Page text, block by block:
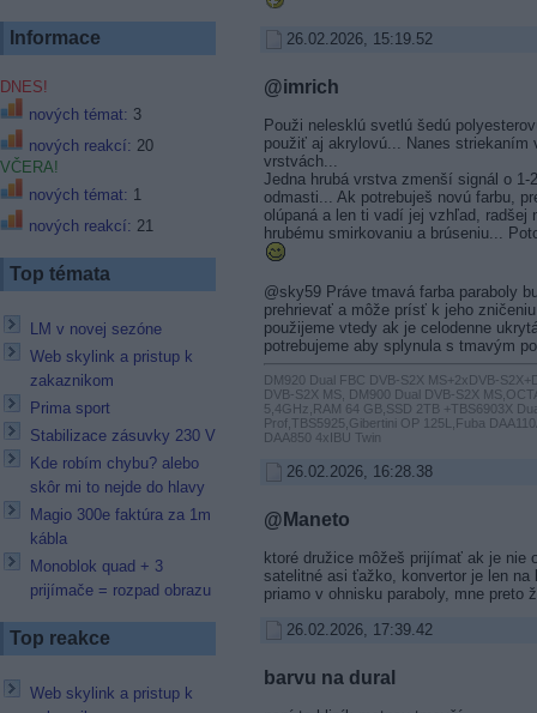
Informace
DNES!
nových témat: 3
nových reakcí: 20
VČERA!
nových témat: 1
nových reakcí: 21
Top témata
LM v novej sezóne
Web skylink a pristup k
zakaznikom
Prima sport
Stabilizace zásuvky 230 V
Kde robím chybu? alebo
skôr mi to nejde do hlavy
Magio 300e faktúra za 1m
kábla
Monoblok quad + 3
prijímače = rozpad obrazu
Top reakce
Web skylink a pristup k
26.02.2026, 15:19.52
@imrich
Použi nelesklú svetlú šedú
použiť aj akrylovú... Nanes striekaním
vrstvách...
Jedna hrubá vrstva zmenší signál o
odmasti... Ak potrebuješ novú farbu,
olúpaná a len ti vadí jej vzhľad, radšej
hrubému smirkovaniu a brúseniu...
@sky59 Práve tmavá farba paraboly
prehrievať a môže prísť k jeho
použijeme vtedy ak je celodenne
potrebujeme aby splynula s tmavým
DM920 Dual FBC DVB-S2X MS+2xDVB-
DVB-S2X MS, DM900 Dual DVB-S2X
5,4GHz,RAM 64 GB,SSD 2TB +TBS6903X
Prof,TBS5925,Gibertini OP 125L,Fuba
DAA850 4xIBU Twin
26.02.2026, 16:28.38
@Maneto
ktoré družice môžeš prijímať ak je nie
satelitné asi ťažko, konvertor je len na
priamo v ohnisku paraboly, mne preto
26.02.2026, 17:39.42
barvu na dural